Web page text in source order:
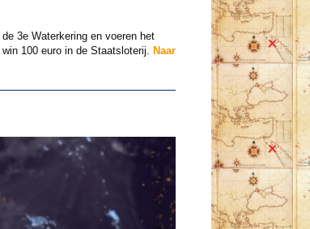
3e Waterkering en voeren het
100 euro in de Staatsloterij. Naar